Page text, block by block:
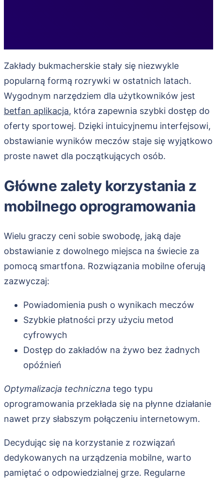
Zakłady bukmacherskie stały się niezwykle
popularną formą rozrywki w ostatnich latach.
Wygodnym narzędziem dla użytkowników jest
betfan aplikacja, która zapewnia szybki dostęp do
oferty sportowej. Dzięki intuicyjnemu interfejsowi,
obstawianie wyników meczów staje się wyjątkowo
proste nawet dla początkujących osób.
Główne zalety korzystania z
mobilnego oprogramowania
Wielu graczy ceni sobie swobodę, jaką daje
obstawianie z dowolnego miejsca na świecie za
pomocą smartfona. Rozwiązania mobilne oferują
zazwyczaj:
Powiadomienia push o wynikach meczów
Szybkie płatności przy użyciu metod
cyfrowych
Dostęp do zakładów na żywo bez żadnych
opóźnień
Optymalizacja techniczna tego typu
oprogramowania przekłada się na płynne działanie
nawet przy słabszym połączeniu internetowym.
Decydując się na korzystanie z rozwiązań
dedykowanych na urządzenia mobilne, warto
pamiętać o odpowiedzialnej grze. Regularne